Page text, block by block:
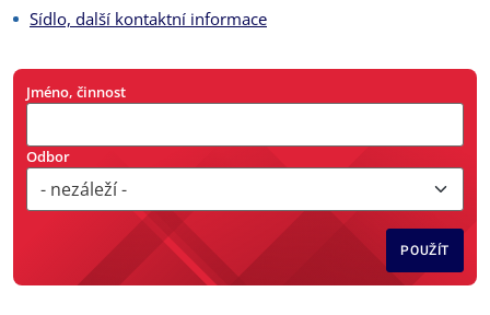
Sídlo, další kontaktní informace
Jméno, činnost
Odbor
POUŽÍT